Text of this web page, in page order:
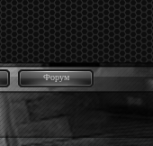
Форум